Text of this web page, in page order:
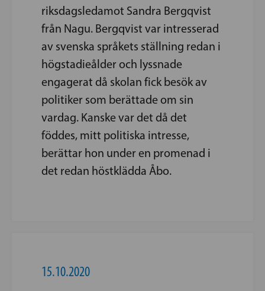
riksdagsledamot Sandra Bergqvist
från Nagu. Bergqvist var intresserad
av svenska språkets ställning redan i
högstadieålder och lyssnade
engagerat då skolan fick besök av
politiker som berättade om sin
vardag. Kanske var det då det
föddes, mitt politiska intresse,
berättar hon under en promenad i
det redan höstklädda Åbo.
15.10.2020